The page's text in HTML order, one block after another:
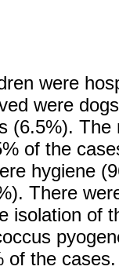
were
were
(6.5%).
of the
hygiene
There
isolation of
of the